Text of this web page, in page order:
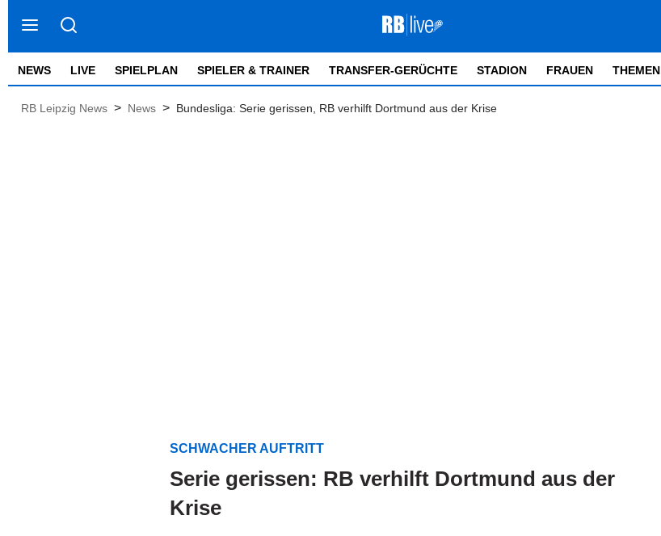
NEWS LIVE SPIELPLAN SPIELER & TRAINER TRANSFER-GERÜCHTE STADION FRAUEN THEMEN
RB Leipzig News > News > Bundesliga: Serie gerissen, RB verhilft Dortmund aus der Krise
SCHWACHER AUFTRITT
Serie gerissen: RB verhilft Dortmund aus der
Krise